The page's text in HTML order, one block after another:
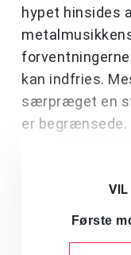
hypet hinsides
kan indfries.
særpræget en
er begrænsede.
Første